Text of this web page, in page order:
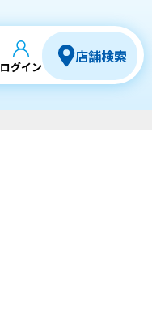
ログイン
店舗検索